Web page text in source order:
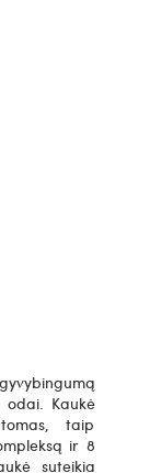
Kaukė
taip
ir 8
suteikia